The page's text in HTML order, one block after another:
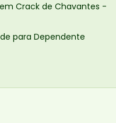
Crack de Chavantes -
para Dependente